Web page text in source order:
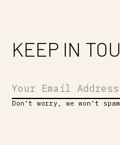
KEEP IN
Don’t worry, we won’t spam